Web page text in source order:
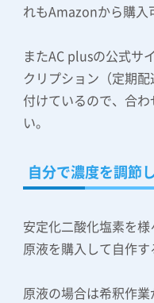
れもAmazonから購入
またAC plusの公式サ
クリプション（定期
付けているので、合
い。
自分で濃度を調節
安定化二酸化塩素を様
原液を購入して自作す
原液の場合は希釈作